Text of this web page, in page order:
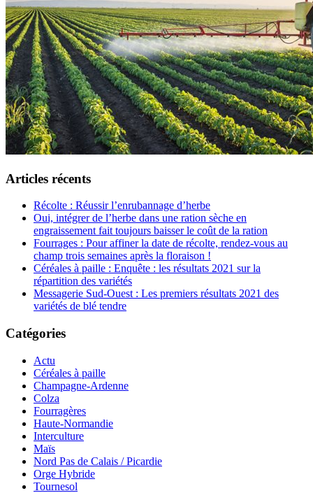
Articles récents
Récolte : Réussir l’enrubannage d’herbe
Oui, intégrer de l’herbe dans une ration sèche en
engraissement fait toujours baisser le coût de la ration
Fourrages : Pour affiner la date de récolte, rendez-vous au
champ trois semaines après la floraison !
Céréales à paille : Enquête : les résultats 2021 sur la
répartition des variétés
Messagerie Sud-Ouest : Les premiers résultats 2021 des
variétés de blé tendre
Catégories
Actu
Céréales à paille
Champagne-Ardenne
Colza
Fourragères
Haute-Normandie
Interculture
Maïs
Nord Pas de Calais / Picardie
Orge Hybride
Tournesol